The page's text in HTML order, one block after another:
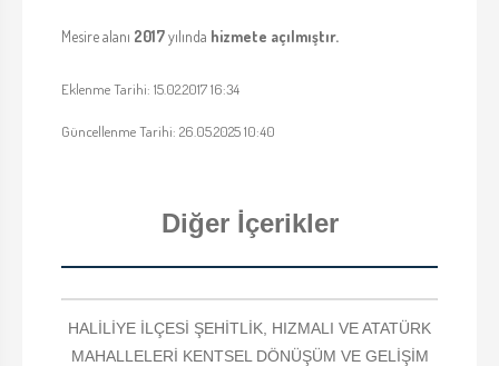
Mesire alanı 2017yılında hizmete açılmıştır.
Eklenme Tarihi: 15.02.2017 16:34
Güncellenme Tarihi: 26.05.2025 10:40
Diğer İçerikler
HALİLİYE İLÇESİ ŞEHİTLİK, HIZMALI VE ATATÜRK
MAHALLELERİ KENTSEL DÖNÜŞÜM VE GELİŞİM